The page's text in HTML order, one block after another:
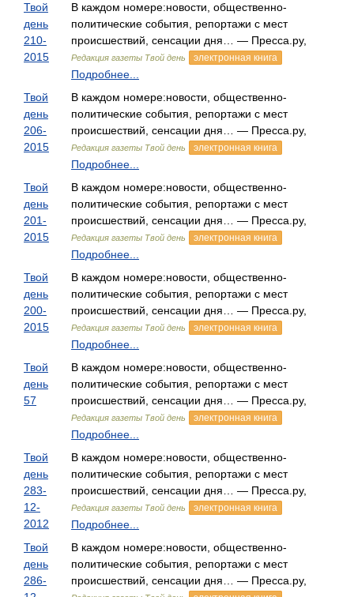
Твой
день
210-
2015
В каждом номере:новости, общественно-
политические события, репортажи с мест
происшествий, сенсации дня… — Пресса.ру,
Редакция газеты Твой день электронная книга
Подробнее...
Твой
день
206-
2015
В каждом номере:новости, общественно-
политические события, репортажи с мест
происшествий, сенсации дня… — Пресса.ру,
Редакция газеты Твой день электронная книга
Подробнее...
Твой
день
201-
2015
В каждом номере:новости, общественно-
политические события, репортажи с мест
происшествий, сенсации дня… — Пресса.ру,
Редакция газеты Твой день электронная книга
Подробнее...
Твой
день
200-
2015
В каждом номере:новости, общественно-
политические события, репортажи с мест
происшествий, сенсации дня… — Пресса.ру,
Редакция газеты Твой день электронная книга
Подробнее...
Твой
день
57
В каждом номере:новости, общественно-
политические события, репортажи с мест
происшествий, сенсации дня… — Пресса.ру,
Редакция газеты Твой день электронная книга
Подробнее...
Твой
день
283-
12-
2012
В каждом номере:новости, общественно-
политические события, репортажи с мест
происшествий, сенсации дня… — Пресса.ру,
Редакция газеты Твой день электронная книга
Подробнее...
Твой
день
286-
В каждом номере:новости, общественно-
политические события, репортажи с мест
происшествий, сенсации дня… — Пресса.ру,